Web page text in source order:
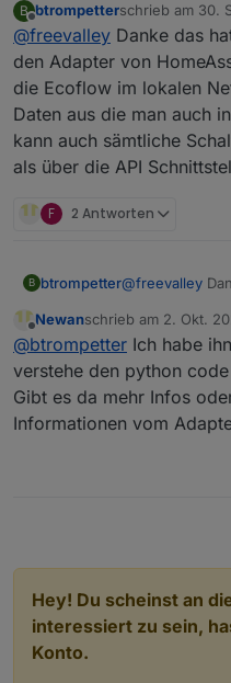
Die Frage kann
Dein Fehler
https://
bei-adapter-
Vielleicht
B
Offline
btrompetterschrieb am 30.
zuletzt editiert
@freevalley Danke das
den Adapter von
die Ecoflow im lokalen
Daten aus die man auch
kann auch sämtliche
als über die API
F 2 Antworten
B btrompetter@freevalley
direkt auf die
sämtliche
sehen kann.
damit
Schnittstelle.
Offline
Newanschrieb am 2. Okt.
zuletzt editiert von
@btrompetter Ich habe
verstehe den python
Gibt es da mehr Infos
Informationen vom
Hey! Du scheinst an
interessiert zu sein,
Konto.